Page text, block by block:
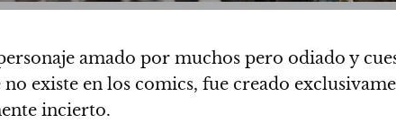
amado por muchos pero odiado y
existe en los comics, fue creado
incierto.